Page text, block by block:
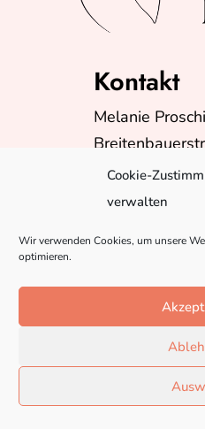
Cookie-
verwalten
Wir verwenden Cookies, um unsere
optimieren.
Kontakt
Melanie
A-5230
Telefon: